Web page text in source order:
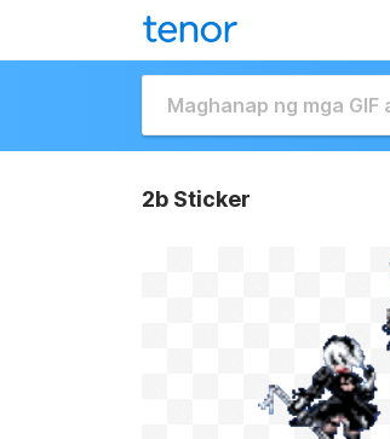
2b Sticker